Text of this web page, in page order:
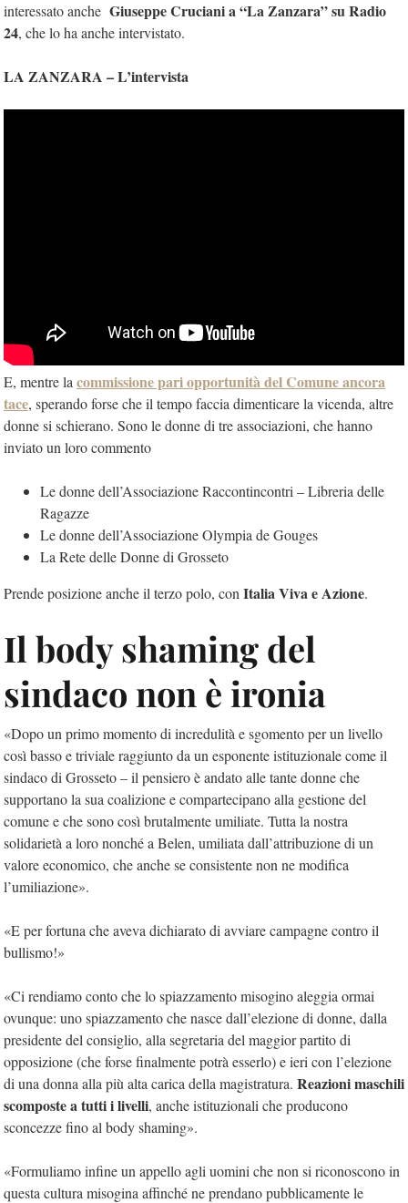
interessato anche Giuseppe Cruciani a “La Zanzara” su Radio
24, che lo ha anche intervistato.
LA ZANZARA – L’intervista
E, mentre la commissione pari opportunità del Comune ancora
tace, sperando forse che il tempo faccia dimenticare la vicenda, altre
donne si schierano. Sono le donne di tre associazioni, che hanno
inviato un loro commento
Le donne dell’Associazione Raccontincontri – Libreria delle
Ragazze
Le donne dell’Associazione Olympia de Gouges
La Rete delle Donne di Grosseto
Prende posizione anche il terzo polo, con Italia Viva e Azione.
Il body shaming del
sindaco non è ironia
«Dopo un primo momento di incredulità e sgomento per un livello
così basso e triviale raggiunto da un esponente istituzionale come il
sindaco di Grosseto – il pensiero è andato alle tante donne che
supportano la sua coalizione e compartecipano alla gestione del
comune e che sono così brutalmente umiliate. Tutta la nostra
solidarietà a loro nonché a Belen, umiliata dall’attribuzione di un
valore economico, che anche se consistente non ne modifica
l’umiliazione».
«E per fortuna che aveva dichiarato di avviare campagne contro il
bullismo!»
«Ci rendiamo conto che lo spiazzamento misogino aleggia ormai
ovunque: uno spiazzamento che nasce dall’elezione di donne, dalla
presidente del consiglio, alla segretaria del maggior partito di
opposizione (che forse finalmente potrà esserlo) e ieri con l’elezione
di una donna alla più alta carica della magistratura. Reazioni maschili
scomposte a tutti i livelli, anche istituzionali che producono
sconcezze fino al body shaming».
«Formuliamo infine un appello agli uomini che non si riconoscono in
questa cultura misogina affinché ne prendano pubblicamente le